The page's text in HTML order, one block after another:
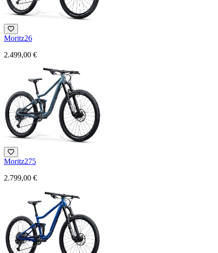
Moritz26
2.499,00 €
Moritz275
2.799,00 €